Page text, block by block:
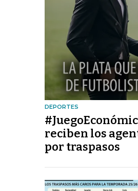
DEPORTES
reciben los
por traspasos